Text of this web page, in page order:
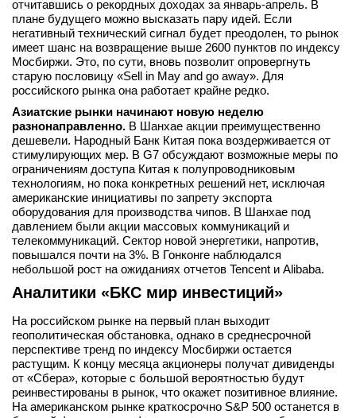
отчитавшись о рекордных доходах за январь-апрель. В
плане будущего можно высказать пару идей. Если
негативный технический сигнал будет преодолен, то рынок
имеет шанс на возвращение выше 2600 пунктов по индексу
Мосбиржи. Это, по сути, вновь позволит опровергнуть
старую пословицу «Sell in May and go away». Для
российского рынка она работает крайне редко.
Азиатские рынки начинают новую неделю
разнонаправленно. В Шанхае акции преимущественно
дешевели. Народный Банк Китая пока воздерживается от
стимулирующих мер. В G7 обсуждают возможные меры по
ограничениям доступа Китая к полупроводниковым
технологиям, но пока конкретных решений нет, исключая
американские инициативы по запрету экспорта
оборудования для производства чипов. В Шанхае под
давлением были акции массовых коммуникаций и
телекоммуникаций. Сектор новой энергетики, напротив,
повышался почти на 3%. В Гонконге наблюдался
небольшой рост на ожиданиях отчетов Tencent и Alibaba.
Аналитики «БКС мир инвестиций»
На российском рынке на первый план выходит
геополитическая обстановка, однако в среднесрочной
перспективе тренд по индексу Мосбиржи остается
растущим. К концу месяца акционеры получат дивиденды
от «Сбера», которые с большой вероятностью будут
реинвестированы в рынок, что окажет позитивное влияние.
На американском рынке краткосрочно S&P 500 останется в